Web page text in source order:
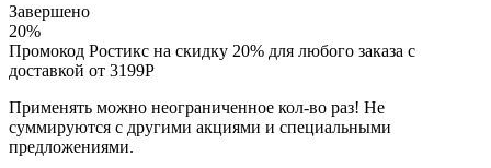
Завершено
20%
Промокод Ростикс на скидку 20% для любого заказа c
доставкой от 3199Р
Применять можно неограниченное кол-во раз! Не
суммируются с другими акциями и специальными
предложениями.